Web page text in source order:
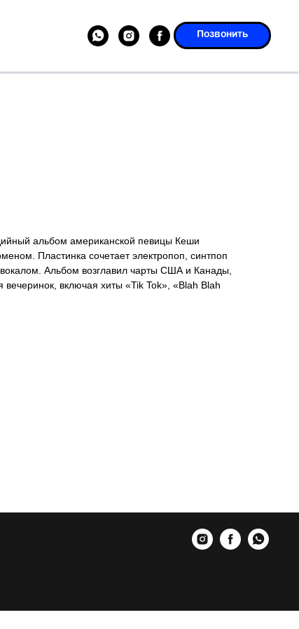
Позвонить
альбом американской певицы Кеши
Пластинка сочетает электропоп, синтпоп
Альбом возглавил чарты США и Канады,
вечеринок, включая хиты «Tik Tok», «Blah Blah